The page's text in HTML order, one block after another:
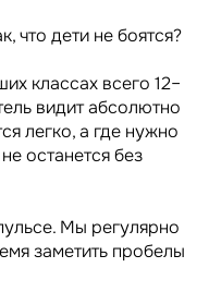
что дети не боятся?
классах всего 12–
видит абсолютно
легко, а где нужно
останется без
Мы регулярно
заметить пробелы